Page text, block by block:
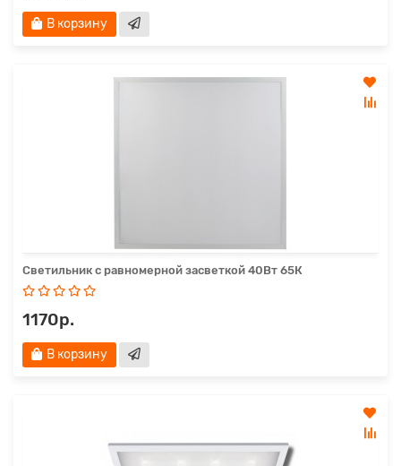
В корзину
Светильник с равномерной засветкой 40Вт 65К
1170р.
В корзину